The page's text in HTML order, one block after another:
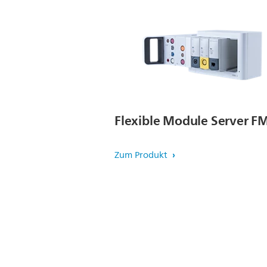
Flexible Module Server
Zum Produkt